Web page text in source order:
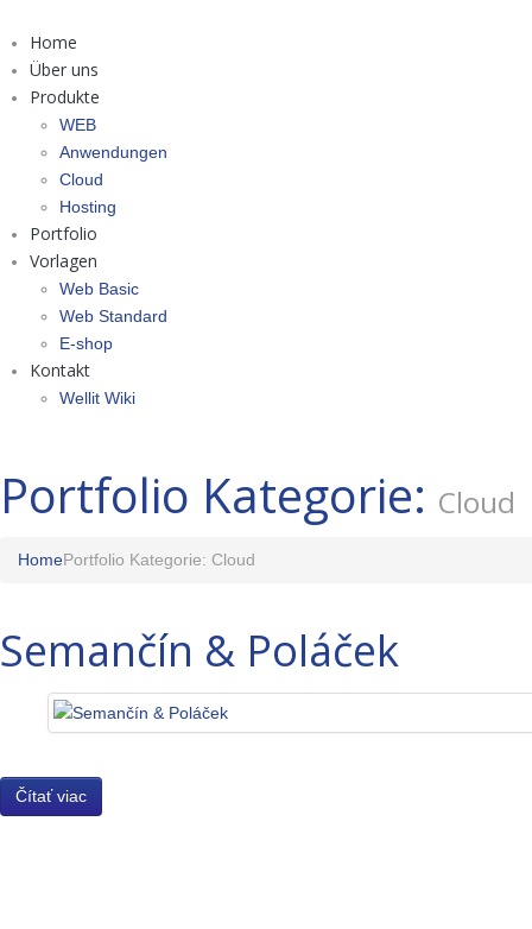
Home
Über uns
Produkte
WEB
Anwendungen
Cloud
Hosting
Portfolio
Vorlagen
Web Basic
Web Standard
E-shop
Kontakt
Wellit Wiki
Portfolio Kategorie: Cloud
HomePortfolio Kategorie: Cloud
Semančín & Poláček
Čítať viac